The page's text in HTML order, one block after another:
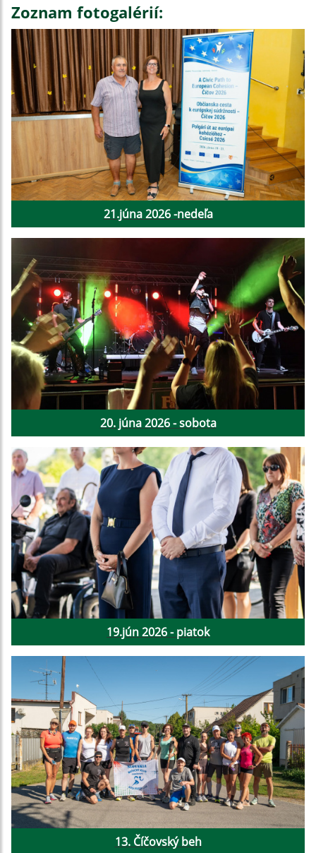
Zoznam fotogalérií:
21.júna 2026 -nedeľa
20. júna 2026 - sobota
19.jún 2026 - piatok
13. Číčovský beh